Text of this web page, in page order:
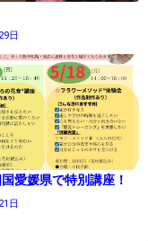
日
愛媛県で特別講座！
日